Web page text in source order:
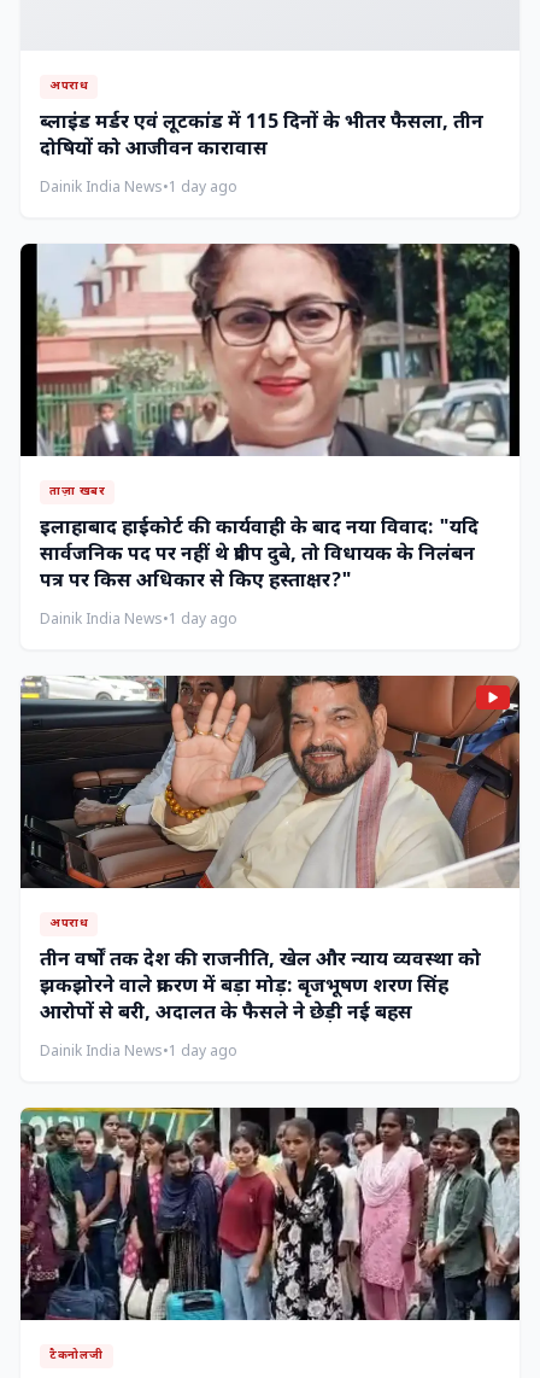
अपराध
ब्लाइंड मर्डर एवं लूटकांड में 115 दिनों के भीतर फैसला, तीन
दोषियों को आजीवन कारावास
Dainik India News•1 day ago
ताज़ा खबर
इलाहाबाद हाईकोर्ट की कार्यवाही के बाद नया विवाद: "यदि
सार्वजनिक पद पर नहीं थे प्रदीप दुबे, तो विधायक के निलंबन
पत्र पर किस अधिकार से किए हस्ताक्षर?"
Dainik India News•1 day ago
अपराध
तीन वर्षों तक देश की राजनीति, खेल और न्याय व्यवस्था को
झकझोरने वाले प्रकरण में बड़ा मोड़: बृजभूषण शरण सिंह
आरोपों से बरी, अदालत के फैसले ने छेड़ी नई बहस
Dainik India News•1 day ago
टैकनोलजी